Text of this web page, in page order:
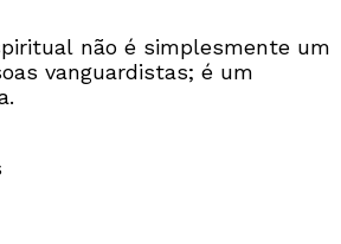
não é simplesmente um
vanguardistas; é um